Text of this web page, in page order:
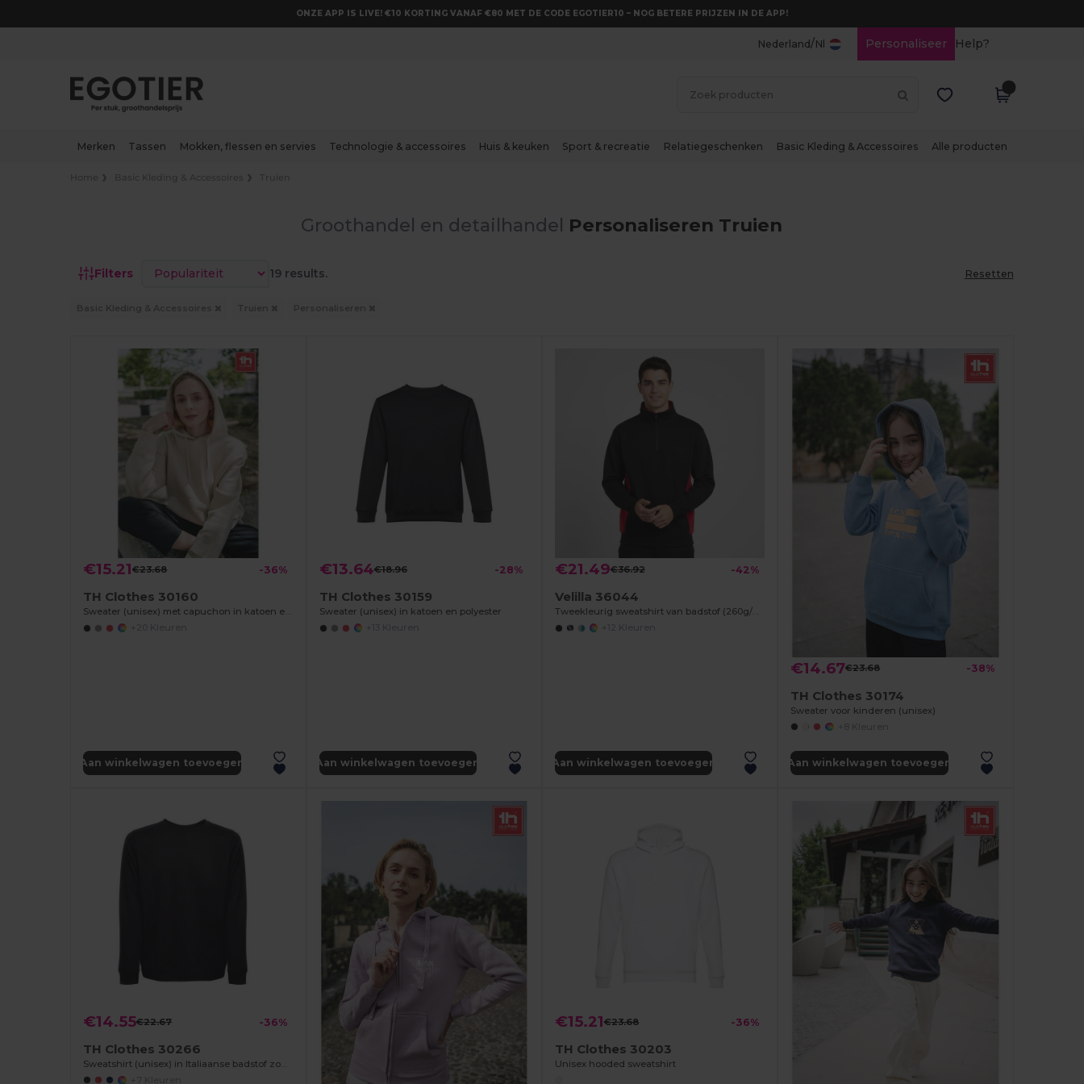
ONZE APP IS LIVE! €10 KORTING VANAF €80 MET DE CODE EGOTIER10 – NOG BETERE PRIJZEN IN DE APP!
Nederland/Nl Personaliseer Help?
Merken Tassen Mokken, flessen en servies Technologie & accessoires Huis & keuken Sport & recreatie Relatiegeschenken Basic Kleding & Accessoires Alle producten
Groothandel en detailhandel Personaliseren Truien
Filters Sorteren op 19 results. Resetten
€15.21€23.68 -36%
TH Clothes 30160
Sweater (unisex) met capuchon in katoen en polyester
Aan winkelwagen toevoegen
€13.64€18.96 -28%
TH Clothes 30159
Sweater (unisex) in katoen en polyester
Aan winkelwagen toevoegen
€21.49€36.92 -42%
Velilla 36044
Tweekleurig sweatshirt van badstof (260g/m²), van polyester (65%) en katoen (35%)
Aan winkelwagen toevoegen
€14.67€23.68 -38%
TH Clothes 30174
Sweater voor kinderen (unisex)
Aan winkelwagen toevoegen
€14.55€22.67 -36%
TH Clothes 30266
Sweatshirt (unisex) in Italiaanse badstof zonder sluiting
€15.21€23.68 -36%
TH Clothes 30203
Unisex hooded sweatshirt